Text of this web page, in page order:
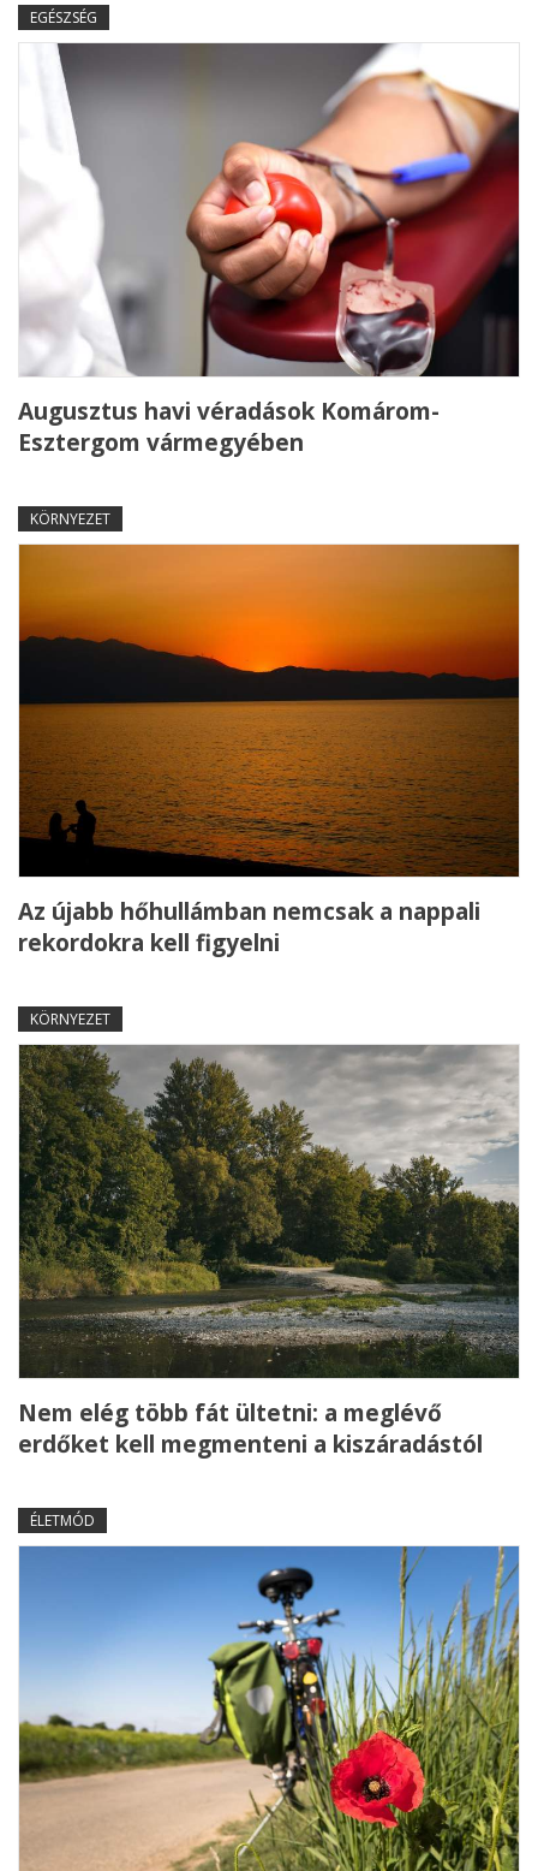
EGÉSZSÉG
Augusztus havi véradások Komárom-
Esztergom vármegyében
KÖRNYEZET
Az újabb hőhullámban nemcsak a nappali
rekordokra kell figyelni
KÖRNYEZET
Nem elég több fát ültetni: a meglévő
erdőket kell megmenteni a kiszáradástól
ÉLETMÓD